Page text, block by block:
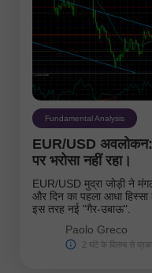
Fundamental Analysis
EUR/USD
पर भरोसा नहीं रहा।
EUR/USD मुद्रा जोड़ी ने
और दिन का पहला आधा
इस तरह नई "गैर-उबाऊ".
Paolo Greco
2 घंटे के विलम्ब से